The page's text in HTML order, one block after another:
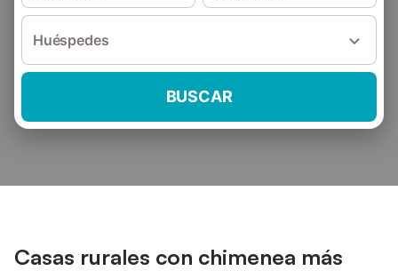
Huéspedes
BUSCAR
Casas rurales con chimenea más